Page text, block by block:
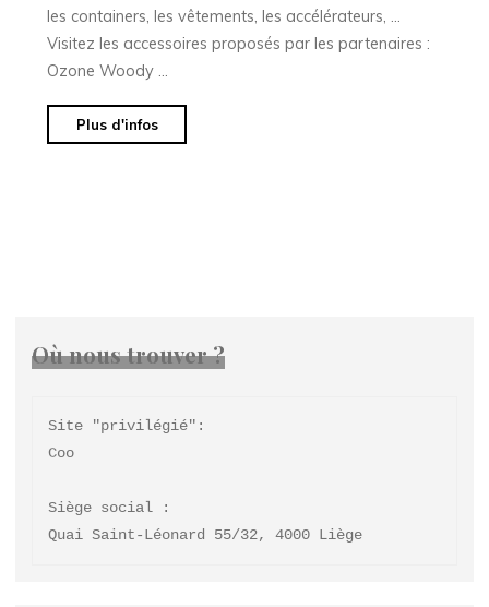
les containers, les vêtements, les accélérateurs, …
Visitez les accessoires proposés par les partenaires :
Ozone Woody …
Plus d'infos
Où nous trouver ?
Site "privilégié":
Coo
Siège social :
Quai Saint-Léonard 55/32, 4000 Liège